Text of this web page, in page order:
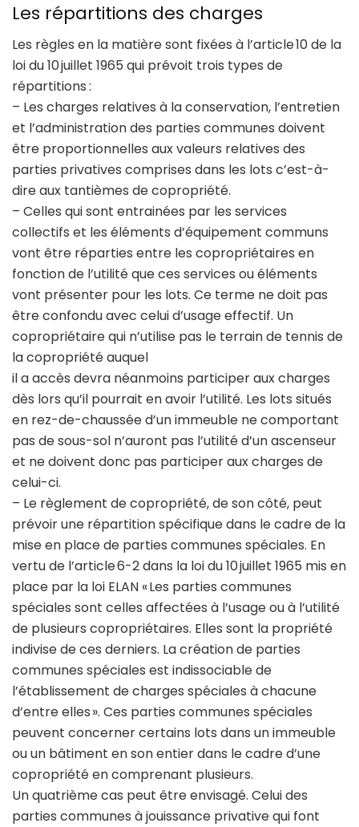
Les répartitions des charges
Les règles en la matière sont fixées à l’article 10 de la
loi du 10 juillet 1965 qui prévoit trois types de
répartitions :
– Les charges relatives à la conservation, l’entretien
et l’administration des parties communes doivent
être proportionnelles aux valeurs relatives des
parties privatives comprises dans les lots c’est-à-
dire aux tantièmes de copropriété.
– Celles qui sont entrainées par les services
collectifs et les éléments d’équipement communs
vont être réparties entre les copropriétaires en
fonction de l’utilité que ces services ou éléments
vont présenter pour les lots. Ce terme ne doit pas
être confondu avec celui d’usage effectif. Un
copropriétaire qui n’utilise pas le terrain de tennis de
la copropriété auquel
il a accès devra néanmoins participer aux charges
dès lors qu’il pourrait en avoir l’utilité. Les lots situés
en rez-de-chaussée d’un immeuble ne comportant
pas de sous-sol n’auront pas l’utilité d’un ascenseur
et ne doivent donc pas participer aux charges de
celui-ci.
– Le règlement de copropriété, de son côté, peut
prévoir une répartition spécifique dans le cadre de la
mise en place de parties communes spéciales. En
vertu de l’article 6-2 dans la loi du 10 juillet 1965 mis en
place par la loi ELAN « Les parties communes
spéciales sont celles affectées à l’usage ou à l’utilité
de plusieurs copropriétaires. Elles sont la propriété
indivise de ces derniers. La création de parties
communes spéciales est indissociable de
l’établissement de charges spéciales à chacune
d’entre elles ». Ces parties communes spéciales
peuvent concerner certains lots dans un immeuble
ou un bâtiment en son entier dans le cadre d’une
copropriété en comprenant plusieurs.
Un quatrième cas peut être envisagé. Celui des
parties communes à jouissance privative qui font